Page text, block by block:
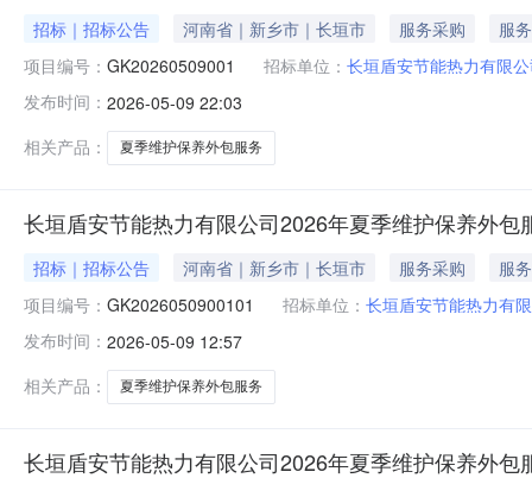
招标｜招标公告 河南省｜新乡市｜长垣市 服务采购
服务
项目编号： GK20260509001 招标单位： 长垣盾安节能热力有限
发布时间： 2026-05-09 22:03
相关产品：
夏季维护保养外包服务
长垣盾安节能热力有限公司2026年夏季维护保养外包
招标｜招标公告 河南省｜新乡市｜长垣市 服务采购
服务
项目编号： GK2026050900101 招标单位： 长垣盾安节能热力有
发布时间： 2026-05-09 12:57
相关产品：
夏季维护保养外包服务
长垣盾安节能热力有限公司2026年夏季维护保养外包